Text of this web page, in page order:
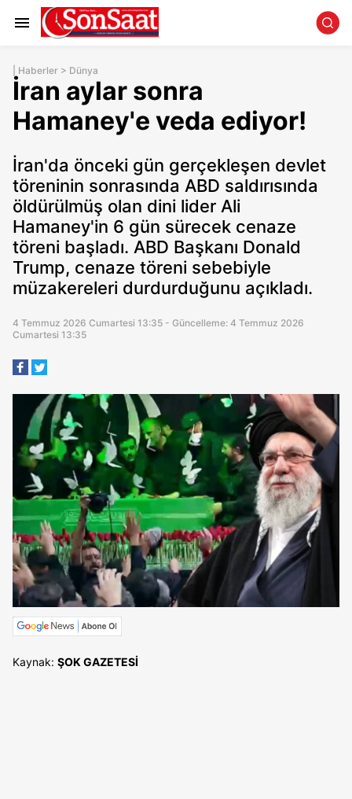
Haberler > Dünya
İran aylar sonra
Hamaney'e veda ediyor!
İran'da önceki gün gerçekleşen devlet
töreninin sonrasında ABD saldırısında
öldürülmüş olan dini lider Ali
Hamaney'in 6 gün sürecek cenaze
töreni başladı. ABD Başkanı Donald
Trump, cenaze töreni sebebiyle
müzakereleri durdurduğunu açıkladı.
4 Temmuz 2026 Cumartesi 13:35 - Güncelleme: 4 Temmuz 2026
Cumartesi 13:35
Kaynak: ŞOK GAZETESİ